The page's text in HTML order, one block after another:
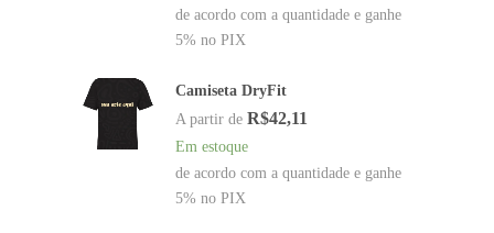
de acordo com a quantidade e ganhe
5% no PIX
Camiseta DryFit
A partir de R$42,11
Em estoque
de acordo com a quantidade e ganhe
5% no PIX